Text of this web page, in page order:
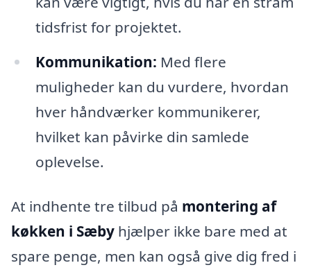
tidsfrist for projektet.
Kommunikation: Med flere
muligheder kan du vurdere, hvordan
hver håndværker kommunikerer,
hvilket kan påvirke din samlede
oplevelse.
At indhente tre tilbud på montering af
køkken i Sæby hjælper ikke bare med at
spare penge, men kan også give dig fred i